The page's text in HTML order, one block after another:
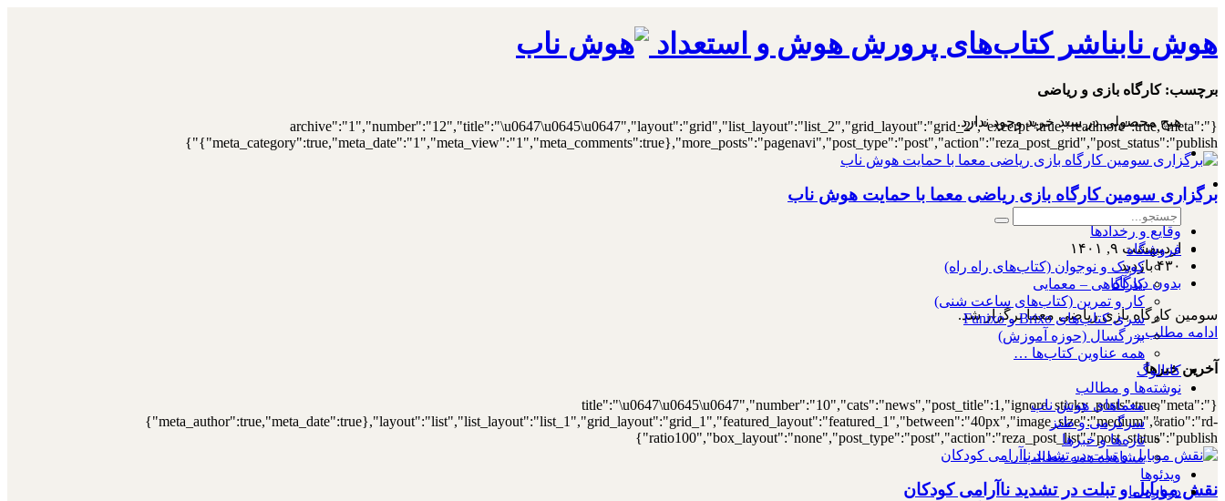
هوش نابناشر کتاب‌های پرورش هوش و استعداد
۰
هیچ محصولی در سبد خرید وجود ندارد.
فروشگاه
کودک و نوجوان (کتاب‌های راه راه)
کارآگاهی – معمایی
کار و تمرین (کتاب‌های ساعت شنی)
سری کتاب‌های Brixo و Funixo
بزرگسال (حوزه آموزش)
همه عناوین کتاب‌ها …
کاتالوگ
نوشته‌ها و مطالب
معماهای هوش ناب
سرگرمی و طنز
تازه‌ها و خبرها
مشاهده همه مطالب …
ویدئوها
درباره ما
برچسب:کارگاه بازی و ریاضی
{"archive":"1","number":"12","title":"\u0647\u0645\u0647","layout":"grid","list_layout":"list_2","grid_layout":"grid_2","excerpt":true,"readmore":true,"meta":
{"meta_category":true,"meta_date":"1","meta_view":"1","meta_comments":true},"more_posts":"pagenavi","post_type":"post","action":"reza_post_grid","post_status":"publish"}
برگزاری سومین کارگاه بازی ریاضی معما با حمایت هوش ناب
وقایع و رخدادها
اردیبهشت ۹, ۱۴۰۱
۴۳۰ بازدید
بدون دیدگاه
سومین کارگاه بازی ریاضی معما برگزار شد.
ادامه مطلب...
آخرین خبرها
{"title":"\u0647\u0645\u0647","number":"10","cats":"news","post_title":1,"ignore_sticky_posts":true,"meta":
{"meta_author":true,"meta_date":true},"layout":"list","list_layout":"list_1","grid_layout":"grid_1","featured_layout":"featured_1","between":"40px","image_size":"medium","ratio":"rd-
ratio100","box_layout":"none","post_type":"post","action":"reza_post_list","post_status":"publish"}
نقش موبایل و تبلت در تشدید ناآرامی کودکان